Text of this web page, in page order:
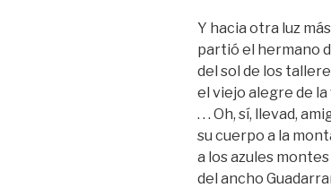
Y hacia otra luz
partió el hermano
del sol de los
el viejo alegre de la
. . . Oh, sí, llevad,
su cuerpo a la
a los azules montes
del ancho